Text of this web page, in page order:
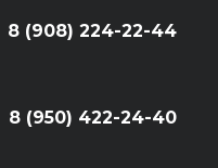
8 (908) 224-22-44
8 (950) 422-24-40